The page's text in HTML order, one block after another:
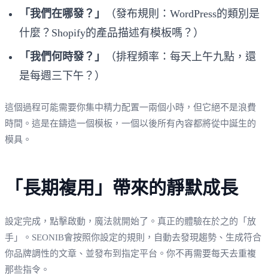
「我們在哪發？」
（發布規則：WordPress的類別是
什麼？Shopify的產品描述有模板嗎？）
「我們何時發？」
（排程頻率：每天上午九點，還
是每週三下午？）
這個過程可能需要你集中精力配置一兩個小時，但它絕不是浪費
時間。這是在鑄造一個模板，一個以後所有內容都將從中誕生的
模具。
「長期複用」帶來的靜默成長
設定完成，點擊啟動，魔法就開始了。真正的體驗在於之的「放
手」。SEONIB會按照你設定的規則，自動去發現趨勢、生成符合
你品牌調性的文章、並發布到指定平台。你不再需要每天去重複
那些指令。